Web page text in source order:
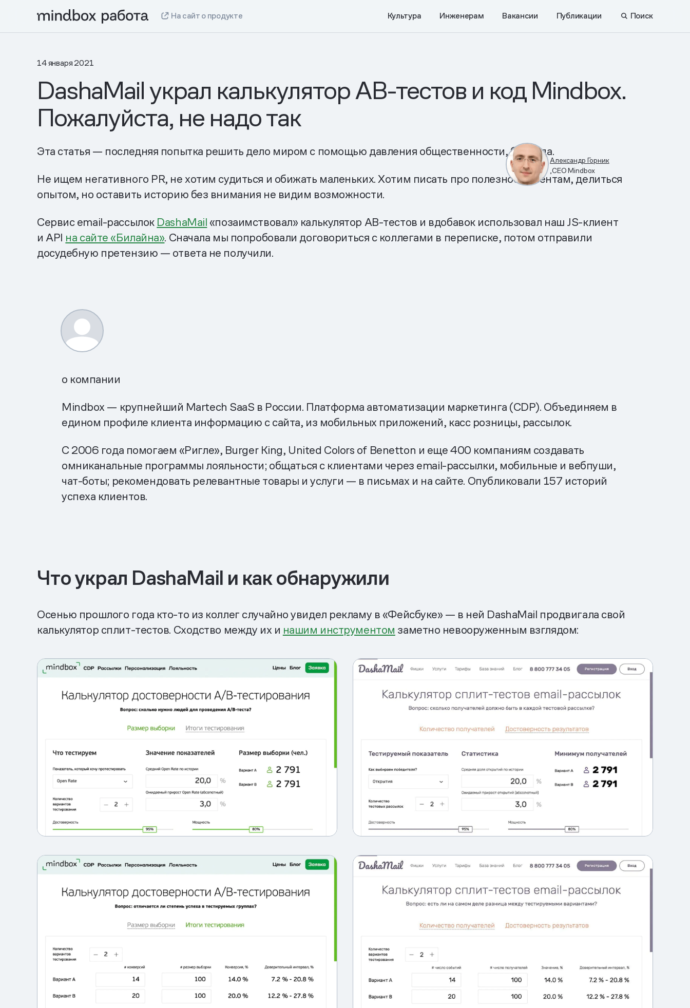
На сайт о продукте Культура Инженерам Вакансии Публикации Поиск
14 января 2021
DashaMail украл калькулятор AB-тестов и код Mindbox.
Пожалуйста, не надо так
Александр Горник
,CEO Mindbox
Эта статья — последняя попытка решить дело миром с помощью давления общественности, без суда.
Не ищем негативного PR, не хотим судиться и обижать маленьких. Хотим писать про полезное клиентам, делиться
опытом, но оставить историю без внимания не видим возможности.
Сервис email-рассылок DashaMail«позаимствовал» калькулятор AB-тестов и вдобавок использовал наш JS-клиент
и API на сайте «Билайна». Сначала мы попробовали договориться с коллегами в переписке, потом отправили
досудебную претензию — ответа не получили.
о компании
Mindbox — крупнейший Martech SaaS в России. Платформа автоматизации маркетинга (CDP). Объединяем в
едином профиле клиента информацию с сайта, из мобильных приложений, касс розницы, рассылок.
С 2006 года помогаем «Ригле», Burger King, United Colors of Benetton и еще 400 компаниям создавать
омниканальные программы лояльности; общаться с клиентами через email-рассылки, мобильные и вебпуши,
чат-боты; рекомендовать релевантные товары и услуги — в письмах и на сайте. Опубликовали 157 историй
успеха клиентов.
Что украл DashaMail и как обнаружили
Осенью прошлого года кто-то из коллег случайно увидел рекламу в «Фейсбуке» — в ней DashaMail продвигала свой
калькулятор сплит-тестов. Сходство между их и нашим инструментом заметно невооруженным взглядом: